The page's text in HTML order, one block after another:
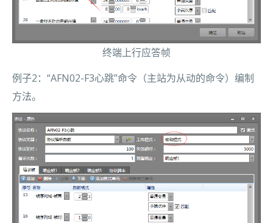
终端上行应答帧
例子2：“AFN02-F3心跳”命令（主站为从动的命令）编制
方法。